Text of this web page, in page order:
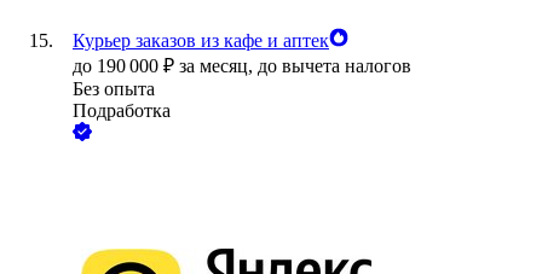
Курьер заказов из кафе и аптек
до 190 000 ₽ за месяц, до вычета налогов
Без опыта
Подработка